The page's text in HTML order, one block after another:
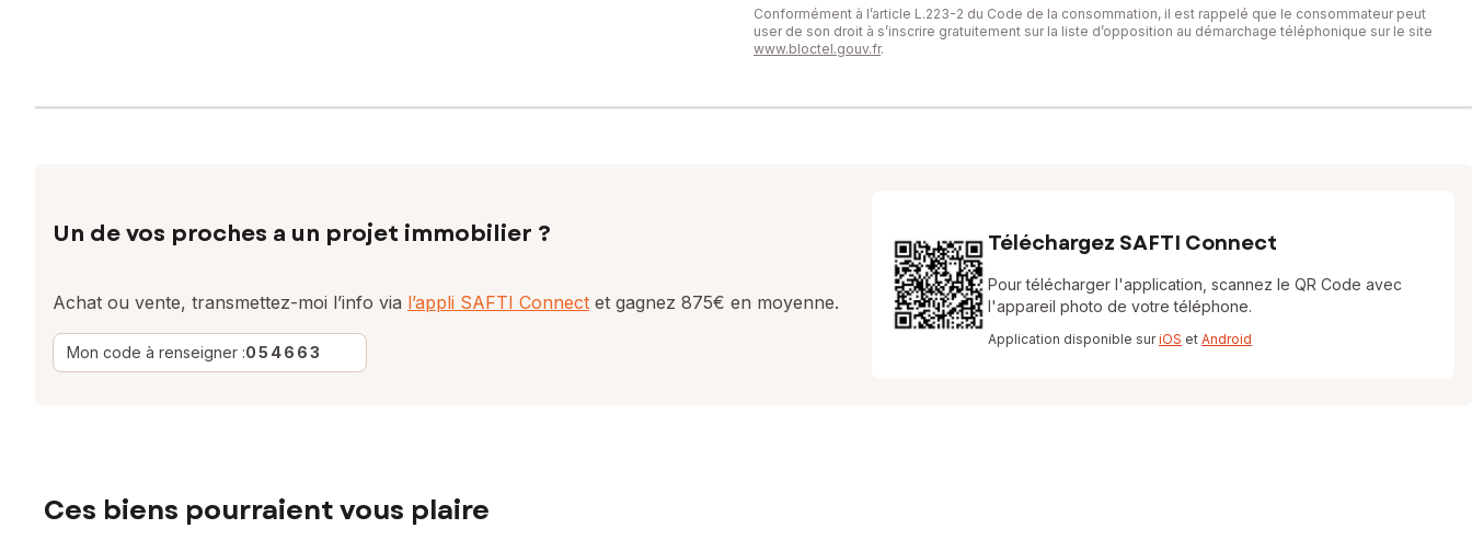
Conformément à l’article L.223-2 du Code de la consommation, il est rappelé que le consommateur peut
user de son droit à s’inscrire gratuitement sur la liste d’opposition au démarchage téléphonique sur le site
www.bloctel.gouv.fr.
Un de vos proches a un projet immobilier ?
Achat ou vente, transmettez-moi l’info via l’appli SAFTI Connect et gagnez 875€ en moyenne.
Mon code à renseigner :054663
Téléchargez SAFTI Connect
Pour télécharger l'application, scannez le QR Code avec
l'appareil photo de votre téléphone.
Application disponible suriOS et Android
Ces biens pourraient vous plaire